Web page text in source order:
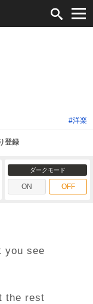
#洋楽
登録
ダークモード
ON OFF
you see
the rest